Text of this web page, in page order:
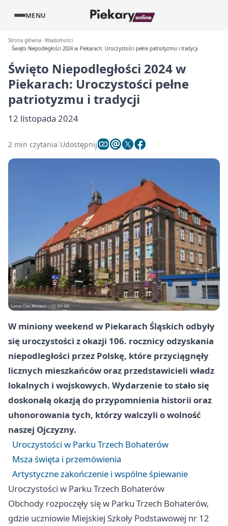
MENU
Strona główna Wiadomości
Święto Niepodległości 2024 w Piekarach: Uroczystości pełne patriotyzmu i tradycji
Święto Niepodległości 2024 w
Piekarach: Uroczystości pełne
patriotyzmu i tradycji
12 listopada 2024
2 min czytania Udostępnij
W miniony weekend w Piekarach Śląskich odbyły
się uroczystości z okazji 106. rocznicy odzyskania
niepodległości przez Polskę, które przyciągnęły
licznych mieszkańców oraz przedstawicieli władz
lokalnych i wojskowych. Wydarzenie to stało się
doskonałą okazją do przypomnienia historii oraz
uhonorowania tych, którzy walczyli o wolność
naszej Ojczyzny.
Uroczystości w Parku Trzech Bohaterów
Msza święta i przemówienia
Artystyczne zakończenie i wspólne śpiewanie
Uroczystości w Parku Trzech Bohaterów
Obchody rozpoczęły się w Parku Trzech Bohaterów,
gdzie uczniowie Miejskiej Szkoły Podstawowej nr 12